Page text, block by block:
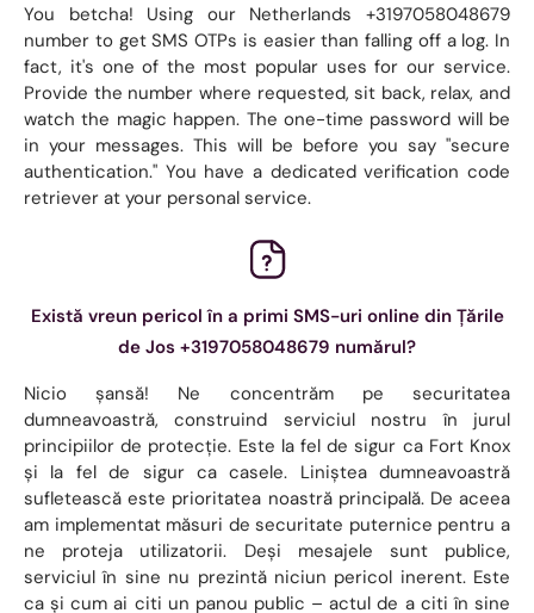
You betcha! Using our Netherlands +3197058048679
number to get SMS OTPs is easier than falling off a log. In
fact, it's one of the most popular uses for our service.
Provide the number where requested, sit back, relax, and
watch the magic happen. The one-time password will be
in your messages. This will be before you say "secure
authentication." You have a dedicated verification code
retriever at your personal service.
Există vreun pericol în a primi SMS-uri online din Țările
de Jos +3197058048679 numărul?
Nicio șansă! Ne concentrăm pe securitatea
dumneavoastră, construind serviciul nostru în jurul
principiilor de protecție. Este la fel de sigur ca Fort Knox
și la fel de sigur ca casele. Liniștea dumneavoastră
sufletească este prioritatea noastră principală. De aceea
am implementat măsuri de securitate puternice pentru a
ne proteja utilizatorii. Deși mesajele sunt publice,
serviciul în sine nu prezintă niciun pericol inerent. Este
ca și cum ai citi un panou public – actul de a citi în sine